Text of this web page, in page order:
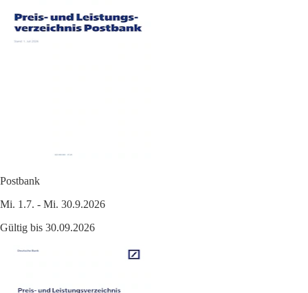
Postbank
Mi. 1.7. - Mi. 30.9.2026
Gültig bis 30.09.2026